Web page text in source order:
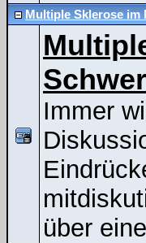
Multiple Sklerose im
Immer
über